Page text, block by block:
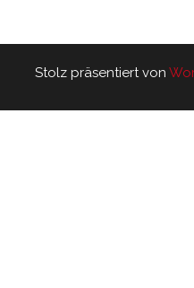
Stolz präsentiert von